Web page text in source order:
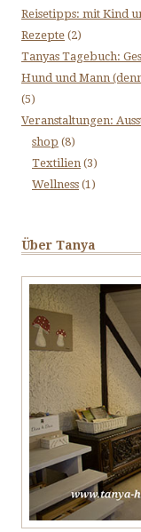
Reisetipps: mit Kind
Rezepte (2)
Tanyas Tagebuch:
Hund und Mann
(5)
Veranstaltungen:
shop (8)
Textilien (3)
Wellness (1)
Über Tanya